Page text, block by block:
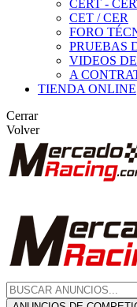
CERT -
CET / CER
FORO
PRUEBAS
VIDEOS
A
TIENDA ONLINE
Cerrar
Volver
ANUNCIOS DE